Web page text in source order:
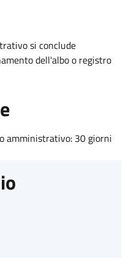
si conclude
dell'albo o registro
amministrativo: 30 giorni